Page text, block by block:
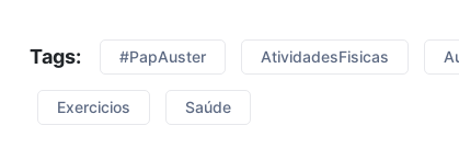
Tags: #PapAuster AtividadesFisicas
Exercicios Saúde